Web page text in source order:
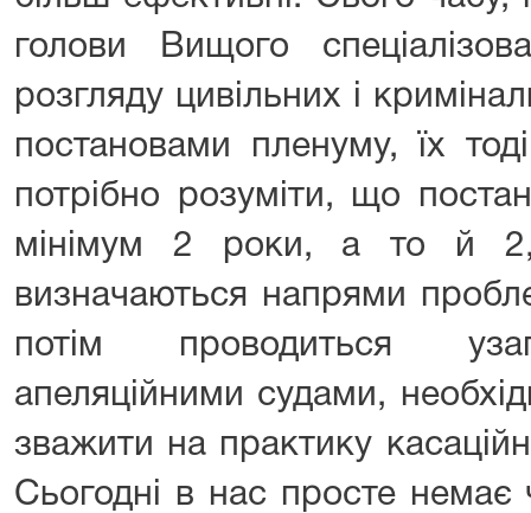
голови Вищого
розгляду цивільних і
постановами пленуму, їх
потрібно розуміти, що
мінімум 2 роки, а то й
визначаються напрями
потім проводиться
апеляційними судами,
зважити на практику
Сьогодні в нас просте